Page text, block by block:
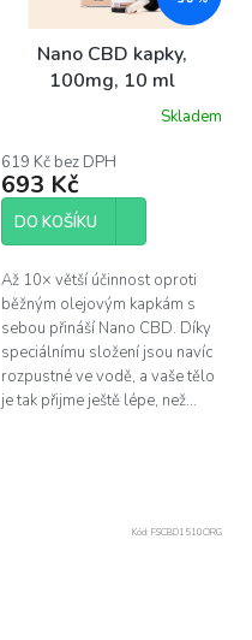
Nano CBD kapky,
100mg, 10 ml
Skladem
619 Kč bez DPH
693 Kč
DO KOŠÍKU
Až 10× větší účinnost oproti
běžným olejovým kapkám s
sebou přináší Nano CBD. Díky
speciálnímu složení jsou navíc
rozpustné ve vodě, a vaše tělo
je tak přijme ještě lépe, než...
Kód: FSCBD1510ORG